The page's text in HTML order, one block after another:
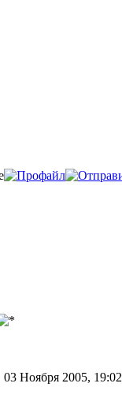
03 Ноября 2005, 19:02